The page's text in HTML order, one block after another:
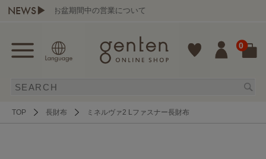
NEWS▶お盆期間中の営業について
0
TOP 長財布 ミネルヴァ2 Lファスナー長財布